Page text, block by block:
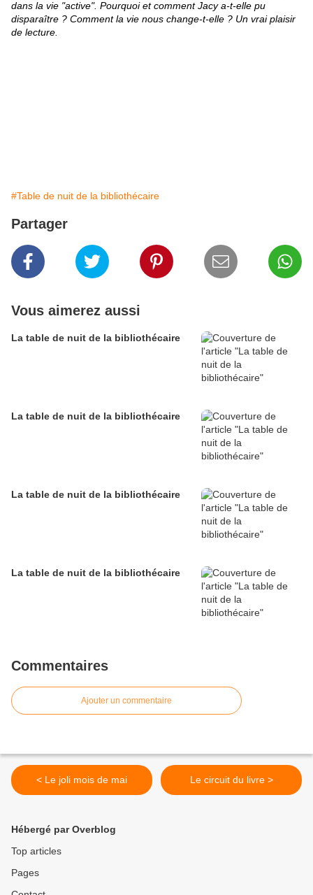
dans la vie "active". Pourquoi et comment Jacy a-t-elle pu
disparaître ? Comment la vie nous change-t-elle ? Un vrai plaisir
de lecture.
#Table de nuit de la bibliothécaire
Partager
Vous aimerez aussi
La table de nuit de la bibliothécaire
La table de nuit de la bibliothécaire
La table de nuit de la bibliothécaire
La table de nuit de la bibliothécaire
Commentaires
Ajouter un commentaire
< Le joli mois de mai Le circuit du livre >
Hébergé par Overblog
Top articles
Pages